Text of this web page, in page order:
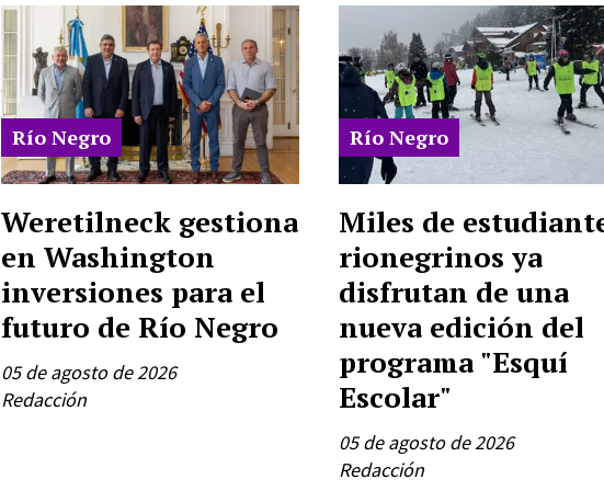
Weretilneck gestiona
en Washington
inversiones para el
futuro de Río Negro
Redacción
Río Negro
05 de agosto de 2026
Miles de
rionegrinos ya
disfrutan de una
nueva edición del
programa "Esquí
Escolar"
Redacción
Río Negro
05 de agosto de 2026